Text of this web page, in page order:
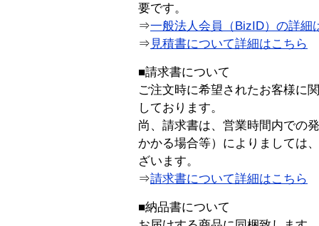
要です。
⇒一般法人会員（BizID）の詳細
⇒ 見積書について詳細はこちら
■請求書について
ご注文時に希望されたお客様に
しております。
尚、請求書は、営業時間内での
かかる場合等）によりましては
ざいます。
⇒請求書について詳細はこちら
■納品書について